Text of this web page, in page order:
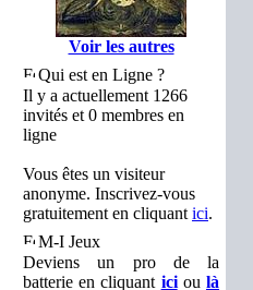
Voir les autres
Qui est en Ligne ?
Il y a actuellement 1266
invités et 0 membres en
ligne
Vous êtes un visiteur
anonyme. Inscrivez-vous
gratuitement en cliquant ici.
M-I Jeux
Deviens un pro de la
batterie en cliquant icioulà